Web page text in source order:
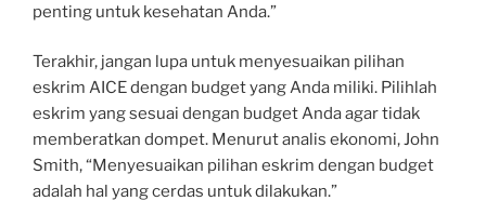
penting untuk kesehatan Anda.”
Terakhir, jangan lupa untuk menyesuaikan pilihan
eskrim AICE dengan budget yang Anda miliki. Pilihlah
eskrim yang sesuai dengan budget Anda agar tidak
memberatkan dompet. Menurut analis ekonomi, John
Smith, “Menyesuaikan pilihan eskrim dengan budget
adalah hal yang cerdas untuk dilakukan.”